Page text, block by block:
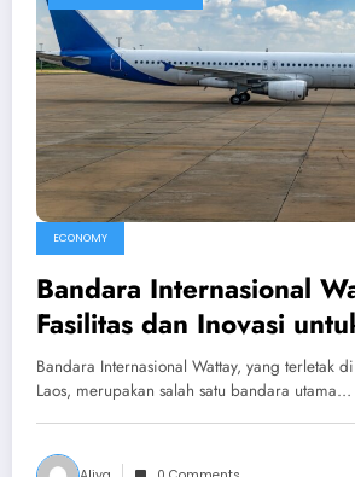
ECONOMY
Bandara Internasional
Fasilitas dan Inovasi
Peningkatan Konektivitas
Bandara Internasional Wattay, yang terletak
Laos, merupakan salah satu bandara utama…